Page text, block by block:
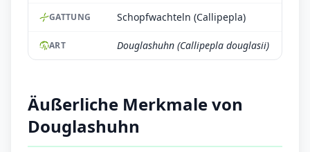
GATTUNG Schopfwachteln (Callipepla)
ART Douglashuhn (Callipepla douglasii)
Äußerliche Merkmale von
Douglashuhn